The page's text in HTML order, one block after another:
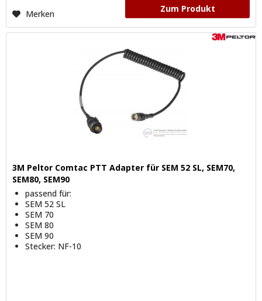
Merken Zum Produkt
3M Peltor Comtac PTT Adapter für SEM 52 SL, SEM70,
SEM80, SEM90
passend für:
SEM 52 SL
SEM 70
SEM 80
SEM 90
Stecker: NF-10